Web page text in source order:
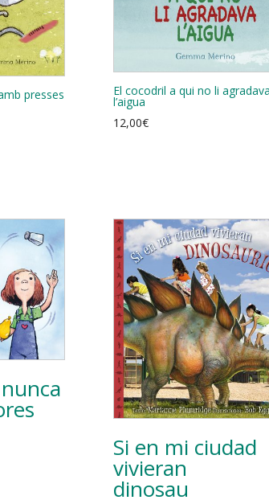
presses El cocodril a qui no li
l’aigua
12,00€
Si en mi ciudad
vivieran
dinosaurios